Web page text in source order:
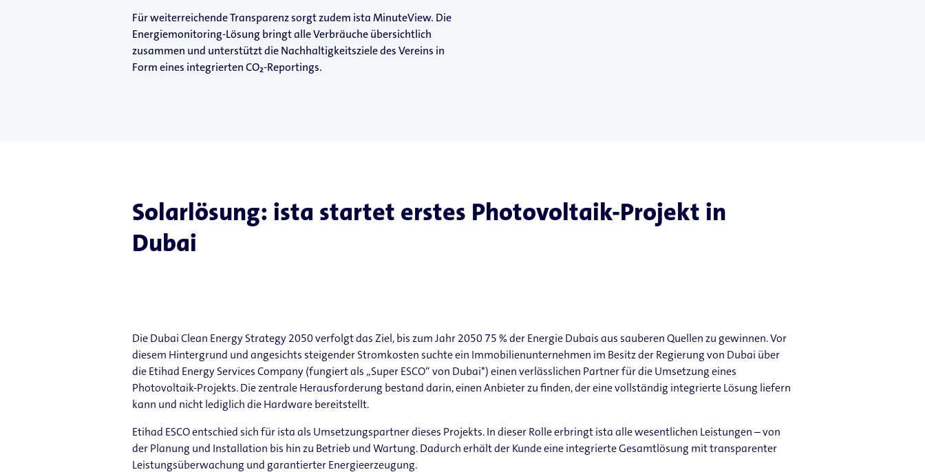
Für weiterreichende Transparenz sorgt zudem ista MinuteView. Die
Energiemonitoring-​Lösung bringt alle Verbräuche übersichtlich
zusammen und unterstützt die Nachhaltigkeitsziele des Vereins in
Form eines integrierten CO₂-​Reportings.
Solarlösung: ista startet erstes Photovoltaik-Projekt in
Dubai
Die Dubai Clean Energy Strategy 2050 verfolgt das Ziel, bis zum Jahr 2050 75 % der Energie Dubais aus sauberen Quellen zu gewinnen. Vor
diesem Hintergrund und angesichts steigender Stromkosten suchte ein Immobilienunternehmen im Besitz der Regierung von Dubai über
die Etihad Energy Services Company (fungiert als „Super ESCO“ von Dubai*) einen verlässlichen Partner für die Umsetzung eines
Photovoltaik-Projekts. Die zentrale Herausforderung bestand darin, einen Anbieter zu finden, der eine vollständig integrierte Lösung liefern
kann und nicht lediglich die Hardware bereitstellt.
Etihad ESCO entschied sich für ista als Umsetzungspartner dieses Projekts. In dieser Rolle erbringt ista alle wesentlichen Leistungen – von
der Planung und Installation bis hin zu Betrieb und Wartung. Dadurch erhält der Kunde eine integrierte Gesamtlösung mit transparenter
Leistungsüberwachung und garantierter Energieerzeugung.